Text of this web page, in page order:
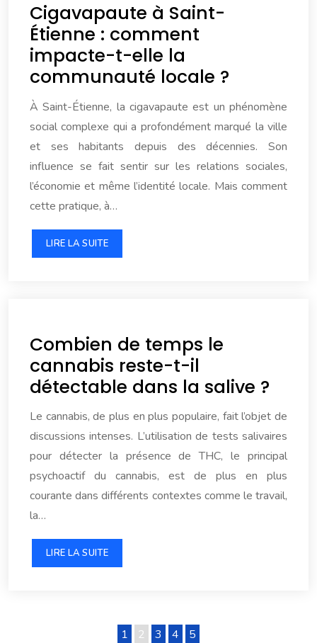
Cigavapaute à Saint-
Étienne : comment
impacte-t-elle la
communauté locale ?
À Saint-Étienne, la cigavapaute est un phénomène
social complexe qui a profondément marqué la ville
et ses habitants depuis des décennies. Son
influence se fait sentir sur les relations sociales,
l’économie et même l’identité locale. Mais comment
cette pratique, à…
LIRE LA SUITE
Combien de temps le
cannabis reste-t-il
détectable dans la salive ?
Le cannabis, de plus en plus populaire, fait l’objet de
discussions intenses. L’utilisation de tests salivaires
pour détecter la présence de THC, le principal
psychoactif du cannabis, est de plus en plus
courante dans différents contextes comme le travail,
la…
LIRE LA SUITE
1 2 3 4 5